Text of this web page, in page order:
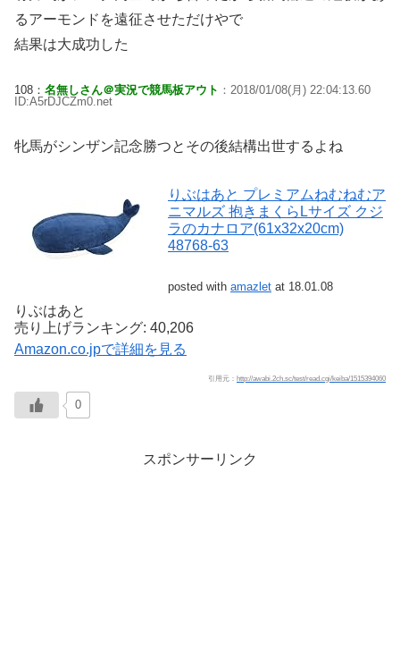
るアーモンドを遠征させただけやで
結果は大成功した
108： 名無しさん＠実況で競馬板アウト ：2018/01/08(月) 22:04:13.60
ID:A5rDJCZm0.net
牝馬がシンザン記念勝つとその後結構出世するよね
りぶはあと プレミアムねむねむア
ニマルズ 抱きまくらLサイズ クジ
ラのカナロア(61x32x20cm)
48768-63
posted with amazlet at 18.01.08
りぶはあと
売り上げランキング: 40,206
Amazon.co.jpで詳細を見る
引用元： http://awabi.2ch.sc/test/read.cgi/keiba/1515394060
0
スポンサーリンク